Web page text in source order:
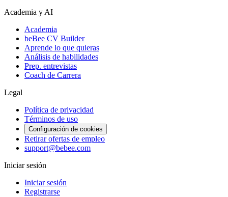
Academia y AI
Academia
beBee CV Builder
Aprende lo que quieras
Análisis de habilidades
Prep. entrevistas
Coach de Carrera
Legal
Política de privacidad
Términos de uso
Configuración de cookies
Retirar ofertas de empleo
support@bebee.com
Iniciar sesión
Iniciar sesión
Registrarse